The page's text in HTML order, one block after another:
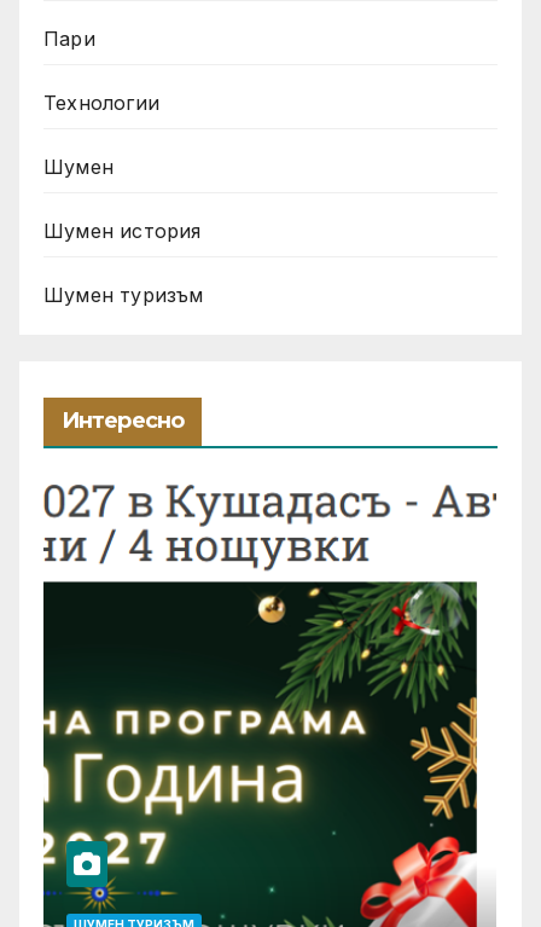
Пари
Технологии
Шумен
Шумен история
Шумен туризъм
Интересно